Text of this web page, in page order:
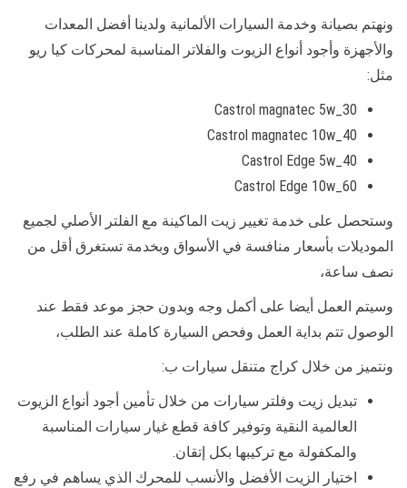
ونهتم بصيانة وخدمة السيارات الألمانية ولدينا أفضل المعدات
والأجهزة وأجود أنواع الزيوت والفلاتر المناسبة لمحركات كيا ريو
مثل:
Castrol magnatec 5w_30
Castrol magnatec 10w_40
Castrol Edge 5w_40
Castrol Edge 10w_60
وستحصل على خدمة تغيير زيت الماكينة مع الفلتر الأصلي لجميع
الموديلات بأسعار منافسة في الأسواق وبخدمة تستغرق أقل من
نصف ساعة،
وسيتم العمل أيضا على أكمل وجه وبدون حجز موعد فقط عند
الوصول تتم بداية العمل وفحص السيارة كاملة عند الطلب،
ونتميز من خلال كراج متنقل سيارات ب:
تبديل زيت وفلتر سيارات من خلال تأمين أجود أنواع الزيوت
العالمية النقية وتوفير كافة قطع غيار سيارات المناسبة
والمكفولة مع تركيبها بكل إتقان.
اختيار الزيت الأفضل والأنسب للمحرك الذي يساهم في رفع